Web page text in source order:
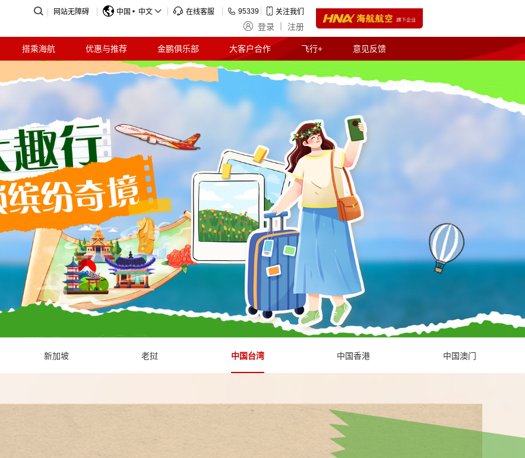
网站无障碍 中国 中文 在线客服 95339 关注我们
登录 注册
搭乘海航 优惠与推荐 金鹏俱乐部 大客户合作 飞行+ 意见反馈
新加坡 老挝 中国台湾 中国香港 中国澳门